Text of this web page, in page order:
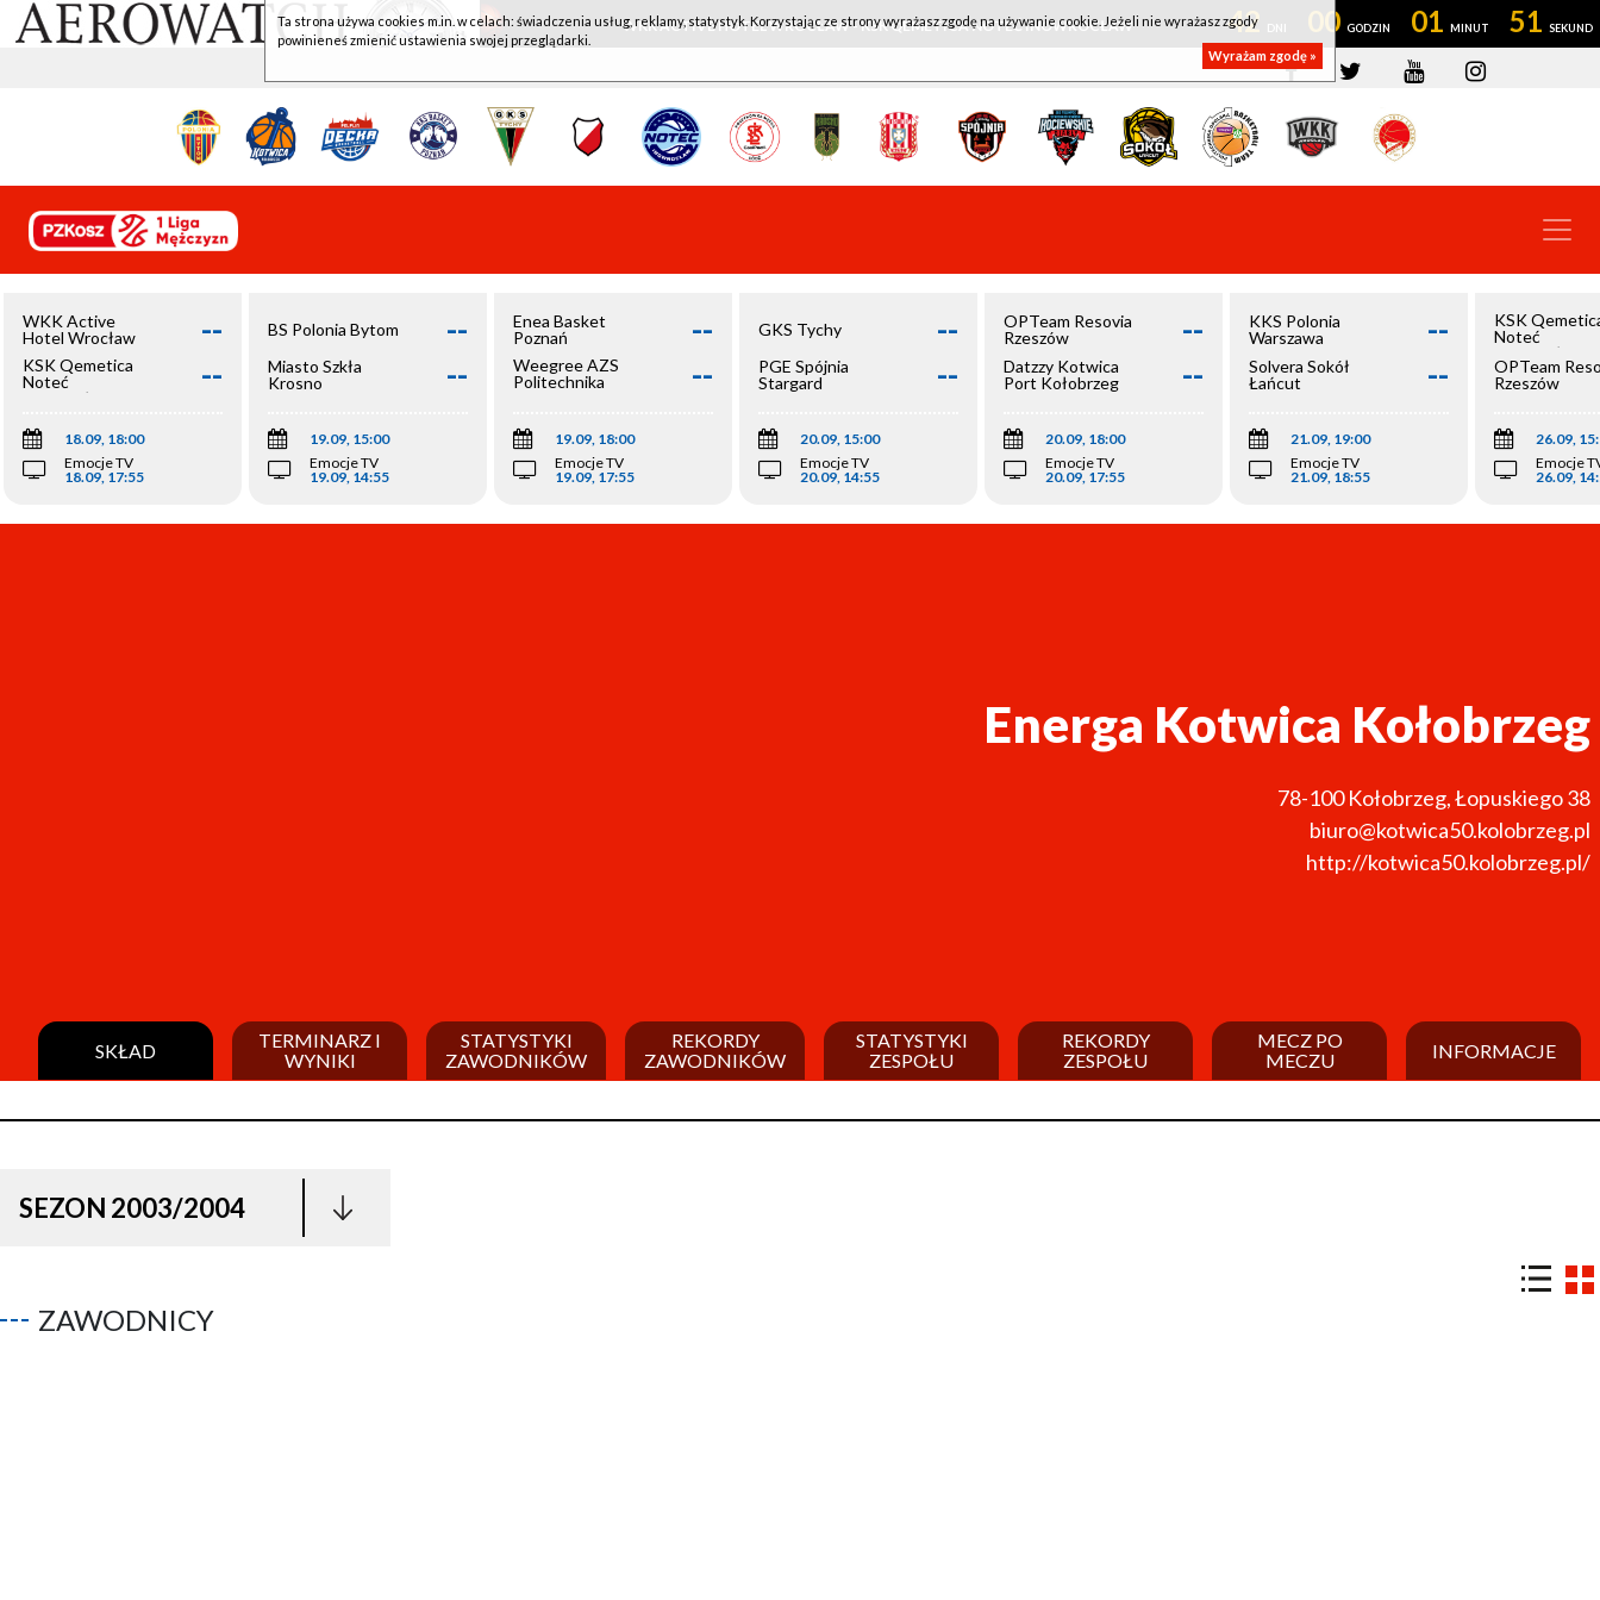
WKK ACTIVE HOTEL WROCŁAW - KSK QEMETICA NOTEĆ INOWROCŁAW 42 00 01 51
WKK Active
Hotel Wrocław
--
KSK Qemetica
Noteć
Inowrocław
--
18.09, 18:00
Emocje TV
18.09, 17:55
BS Polonia Bytom --
Miasto Szkła
Krosno
--
19.09, 15:00
Emocje TV
19.09, 14:55
Enea Basket
Poznań
--
Weegree AZS
Politechnika
--
19.09, 18:00
Emocje TV
19.09, 17:55
GKS Tychy --
PGE Spójnia
Stargard
--
20.09, 15:00
Emocje TV
20.09, 14:55
OPTeam Resovia
Rzeszów
--
Datzzy Kotwica
Port Kołobrzeg
--
20.09, 18:00
Emocje TV
20.09, 17:55
KKS Polonia
Warszawa
--
Solvera Sokół
Łańcut
--
21.09, 19:00
Emocje TV
21.09, 18:55
KSK
Noteć
Inowrocław
OPTeam
Rzeszów
26.09,
Emocje
26.09,
Energa Kotwica Kołobrzeg
78-100 Kołobrzeg,Łopuskiego 38
biuro@kotwica50.kolobrzeg.pl
http://kotwica50.kolobrzeg.pl/
SKŁAD
TERMINARZ I
WYNIKI
STATYSTYKI
ZAWODNIKÓW
REKORDY
ZAWODNIKÓW
STATYSTYKI
ZESPOŁU
REKORDY
ZESPOŁU
MECZ PO
MECZU
INFORMACJE
SEZON 2003/2004
ZAWODNICY
Ta strona używa cookies m.in. w celach: świadczenia usług, reklamy, statystyk. Korzystając ze strony wyrażasz zgodę na używanie cookie. Jeżeli nie wyrażasz zgody
powinieneś zmienić ustawienia swojej przeglądarki.
Wyrażam zgodę »